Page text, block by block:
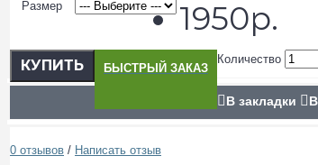
Размер 1950р.
Количество
КУПИТЬ БЫСТРЫЙ ЗАКАЗ
В закладки
0 отзывов / Написать отзыв